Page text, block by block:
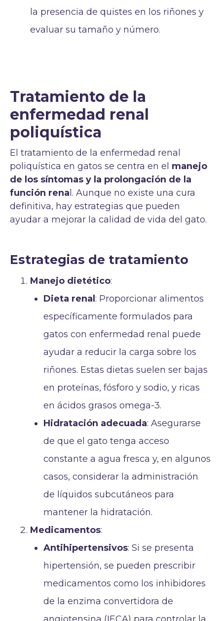
la presencia de quistes en los riñones y
evaluar su tamaño y número.
Tratamiento de la
enfermedad renal
poliquística
El tratamiento de la enfermedad renal
poliquística en gatos se centra en el manejo
de los síntomas y la prolongación de la
función rena l. Aunque no existe una cura
definitiva, hay estrategias que pueden
ayudar a mejorar la calidad de vida del gato.
Estrategias de tratamiento
Manejo dietético:
Dieta renal: Proporcionar alimentos
específicamente formulados para
gatos con enfermedad renal puede
ayudar a reducir la carga sobre los
riñones. Estas dietas suelen ser bajas
en proteínas, fósforo y sodio, y ricas
en ácidos grasos omega-3.
Hidratación adecuada: Asegurarse
de que el gato tenga acceso
constante a agua fresca y, en algunos
casos, considerar la administración
de líquidos subcutáneos para
mantener la hidratación.
Medicamentos:
Antihipertensivos: Si se presenta
hipertensión, se pueden prescribir
medicamentos como los inhibidores
de la enzima convertidora de
angiotensina (IECA) para controlar la